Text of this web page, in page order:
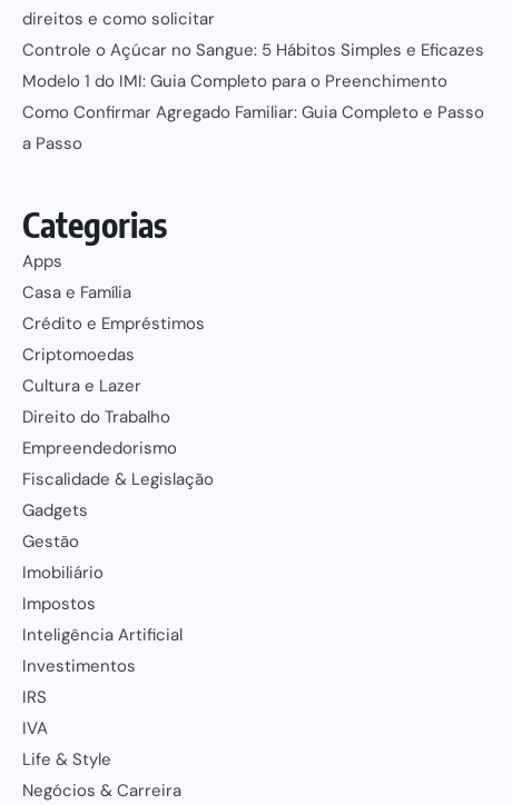
direitos e como solicitar
Controle o Açúcar no Sangue: 5 Hábitos Simples e Eficazes
Modelo 1 do IMI: Guia Completo para o Preenchimento
Como Confirmar Agregado Familiar: Guia Completo e Passo
a Passo
Categorias
Apps
Casa e Família
Crédito e Empréstimos
Criptomoedas
Cultura e Lazer
Direito do Trabalho
Empreendedorismo
Fiscalidade & Legislação
Gadgets
Gestão
Imobiliário
Impostos
Inteligência Artificial
Investimentos
IRS
IVA
Life & Style
Negócios & Carreira